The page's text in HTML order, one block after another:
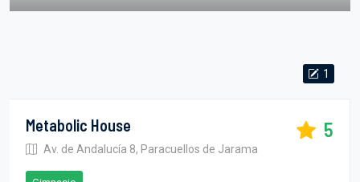
1
Metabolic House
Av. de Andalucía 8, Paracuellos de Jarama
5